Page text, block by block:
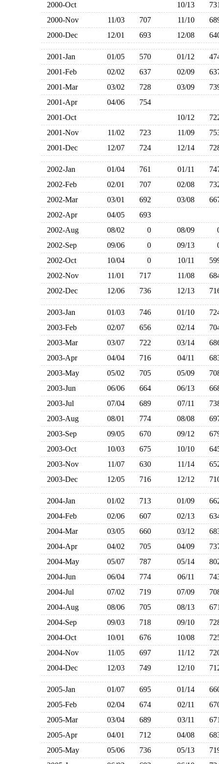
2000-Oct
10/13
2000-Nov
11/03 707 11/10
2000-Dec
12/01 693 12/08
2001-Jan 01/05 570 01/12
2001-Feb
02/02 637 02/09
2001-Mar
03/02 728 03/09
2001-Apr
04/06
754
2001-Oct
10/12
2001-Nov
11/02 723 11/09
2001-Dec
12/07 724 12/14
2002-Jan 01/04 761 01/11
2002-Feb
02/01 707 02/08
2002-Mar
03/01 692 03/08
2002-Apr
04/05
693
2002-Aug
08/02 0 08/09
2002-Sep
09/06 0 09/13
2002-Oct
10/04 0 10/11
2002-Nov
11/01 717 11/08
2002-Dec
12/06 736 12/13
2003-Jan 01/03 746 01/10
2003-Feb
02/07 656 02/14
2003-Mar
03/07 722 03/14
2003-Apr
04/04 716 04/11
2003-May
05/02 705 05/09
2003-Jun
06/06 664 06/13
2003-Jul
07/04 689 07/11
2003-Aug
08/01 774 08/08
2003-Sep
09/05 670 09/12
2003-Oct
10/03 675 10/10
2003-Nov
11/07 630 11/14
2003-Dec
12/05 716 12/12
2004-Jan 01/02 713 01/09
2004-Feb
02/06 607 02/13
2004-Mar
03/05 660 03/12
2004-Apr
04/02 705 04/09
2004-May
05/07 787 05/14
2004-Jun
06/04 774 06/11
2004-Jul
07/02 719 07/09
2004-Aug
08/06 705 08/13
2004-Sep
09/03 718 09/10
2004-Oct
10/01 676 10/08
2004-Nov
11/05 697 11/12
2004-Dec
12/03 749 12/10
2005-Jan 01/07 695 01/14
2005-Feb
02/04 674 02/11
2005-Mar
03/04 689 03/11
2005-Apr
04/01 712 04/08
2005-May
05/06 736 05/13